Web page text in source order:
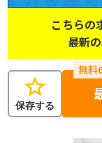
こちらの
最新
star
保存する